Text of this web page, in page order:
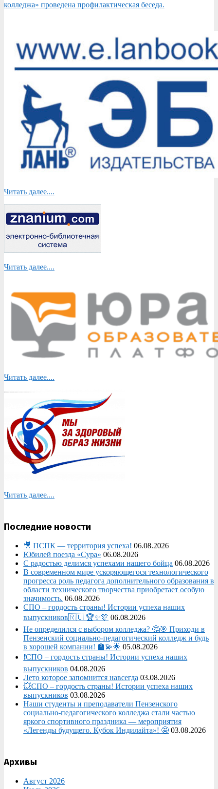
колледжа» проведена профилактическая беседа.
Читать далее....
Читать далее....
Читать далее....
Читать далее....
Последние новости
🎥 ПСПК — территория успеха! 06.08.2026
Юбилей поезда «Сура» 06.08.2026
С радостью делимся успехами нашего бойца 06.08.2026
В современном мире ускоряющегося технологического
прогресса роль педагога дополнительного образования в
области технического творчества приобретает особую
значимость. 06.08.2026
СПО – гордость страны! Истории успеха наших
выпускников🇷🇺 🏆✨🎊 06.08.2026
Не определился с выбором колледжа? 🤔🎯 Приходи в
Пензенский социально-педагогический колледж и будь
в хорошей компании! 🏫💫🌟 05.08.2026
❗СПО – гордость страны! Истории успеха наших
выпускников 04.08.2026
Лето которое запомнится навсегда 03.08.2026
💥СПО – гордость страны! Истории успеха наших
выпускников 03.08.2026
Наши студенты и преподаватели Пензенского
социально‑педагогического колледжа стали частью
яркого спортивного праздника — мероприятия
«Легенды будущего. Кубок Индилайта»! 🤩 03.08.2026
Архивы
Август 2026